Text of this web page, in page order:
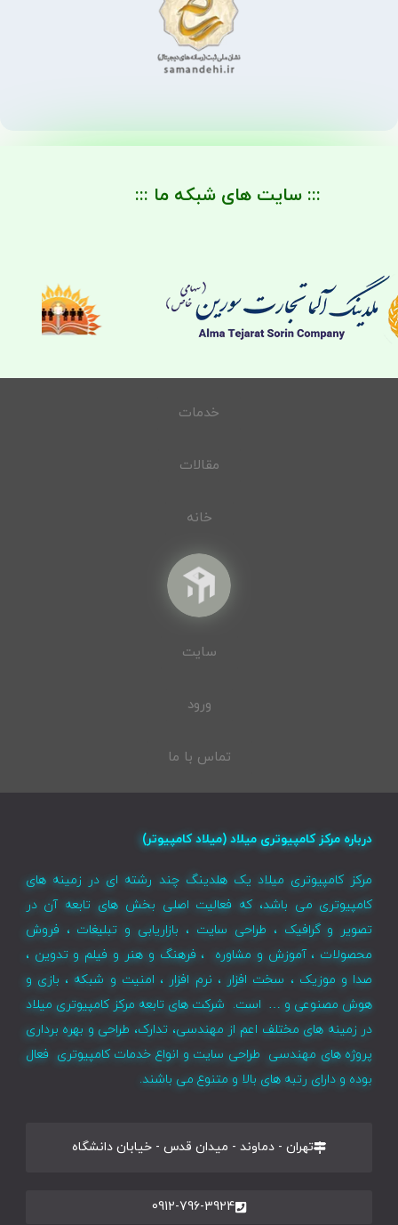
::: سایت های شبکه ما :::
خدمات
مقالات
خانه
سایت
ورود
تماس با ما
درباره مرکز کامپیوتری میلاد (میلاد کامپیوتر)
مرکز کامپیوتری میلاد یک هلدینگ چند رشته ای در زمینه های
کامپیوتری می باشد، که فعالیت اصلی بخش های تابعه آن در
تصویر و گرافیک ، طراحی سایت ، بازاریابی و تبلیغات ، فروش
محصولات ، آموزش و مشاوره ، فرهنگ و هنر و فیلم و تدوین ،
صدا و موزیک ، سخت افزار ، نرم افزار ، امنیت و شبکه ، بازی و
هوش مصنوعی و … است. شرکت های تابعه مرکز کامپیوتری میلاد
در زمینه های مختلف اعم از مهندسی، تدارک، طراحی و بهره برداری
پروژه های مهندسی طراحی سایت و انواع خدمات کامپیوتری فعال
بوده و دارای رتبه های بالا و متنوع می باشند.
تهران - دماوند - میدان قدس - خیابان دانشگاه
0912-796-3924